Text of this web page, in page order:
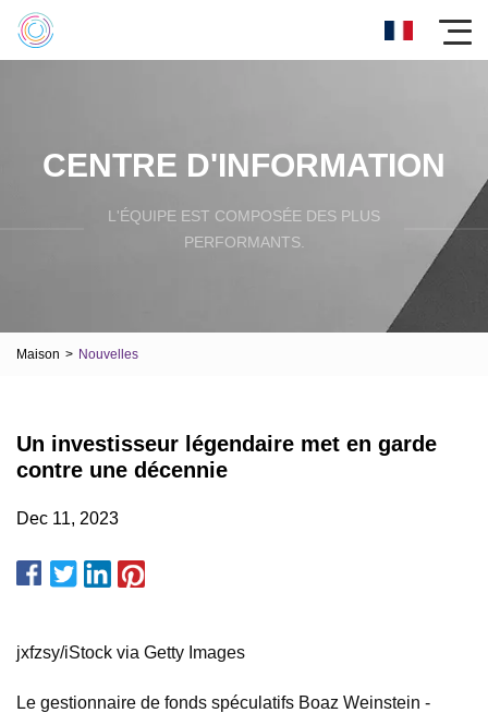
CENTRE D'INFORMATION
L'ÉQUIPE EST COMPOSÉE DES PLUS
PERFORMANTS.
Maison > Nouvelles
Un investisseur légendaire met en garde
contre une décennie
Dec 11, 2023
jxfzsy/iStock via Getty Images
Le gestionnaire de fonds spéculatifs Boaz Weinstein -